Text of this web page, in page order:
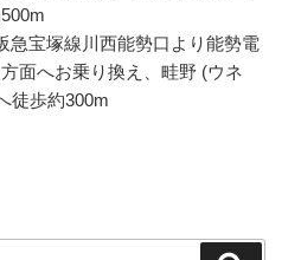
急宝塚線川西能勢口より能勢電
面へお乗り換え、畦野 (ウネ
徒歩約300m